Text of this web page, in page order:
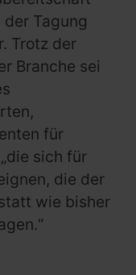
Tagung
Trotz der
Branche sei
für
sich für
die der
wie bisher